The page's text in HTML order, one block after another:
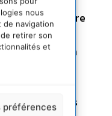
nous
navigation
retirer son
et
préférences
une meilleure
le
renforcer sa
de la
la
avancés